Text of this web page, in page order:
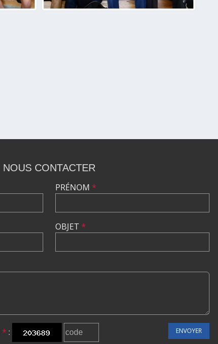
NOUS CONTACTER
PRÉNOM *
OBJET *
* : ENVOYER